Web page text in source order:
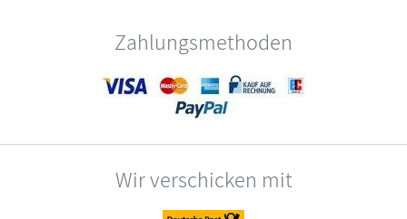
Zahlungsmethoden
Wir verschicken mit